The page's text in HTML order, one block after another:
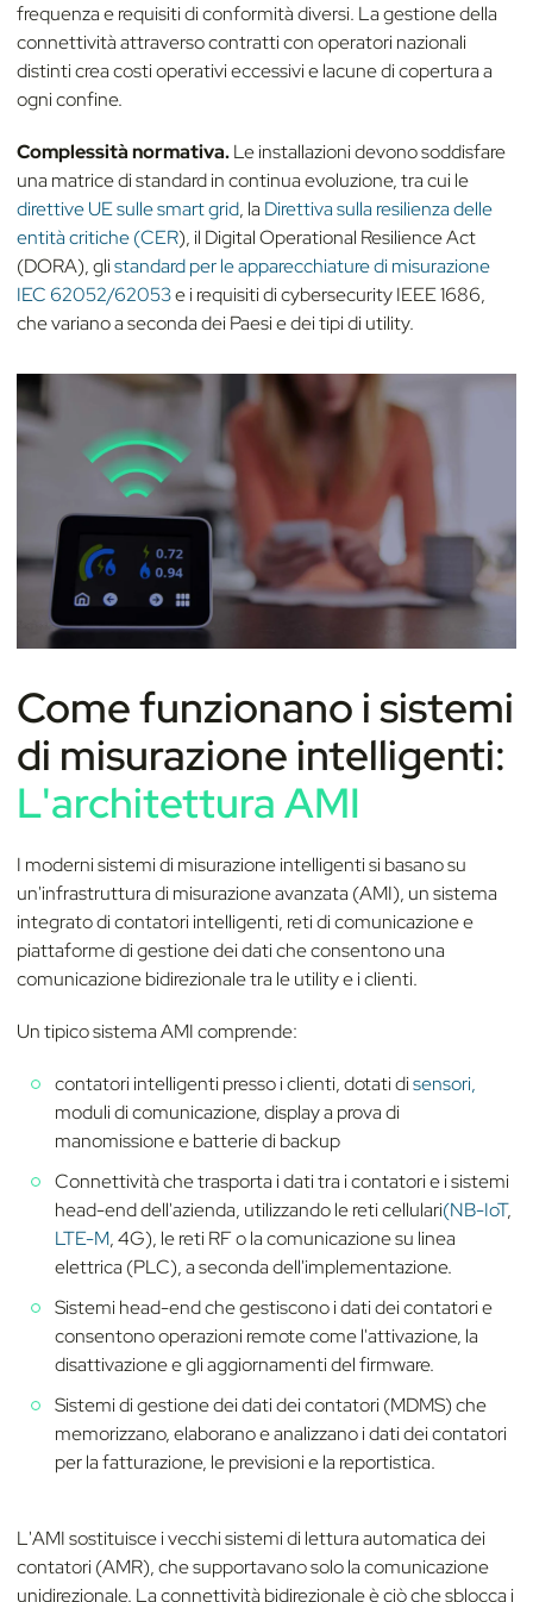
frequenza e requisiti di conformità diversi. La gestione della
connettività attraverso contratti con operatori nazionali
distinti crea costi operativi eccessivi e lacune di copertura a
ogni confine.
Complessità normativa.Le installazioni devono soddisfare
una matrice di standard in continua evoluzione, tra cui le
direttive UE sulle smart grid, la Direttiva sulla resilienza delle
entità critiche (CER), il Digital Operational Resilience Act
(DORA), glistandard per le apparecchiature di misurazione
IEC 62052/62053e i requisiti di cybersecurity IEEE 1686,
che variano a seconda dei Paesi e dei tipi di utility.
Come funzionano i sistemi
di misurazione intelligenti:
L'architettura AMI
I moderni sistemi di misurazione intelligenti si basano su
un'infrastruttura di misurazione avanzata (AMI), un sistema
integrato di contatori intelligenti, reti di comunicazione e
piattaforme di gestione dei dati che consentono una
comunicazione bidirezionale tra le utility e i clienti.
Un tipico sistema AMI comprende:
contatori intelligenti presso i clienti, dotati disensori,
moduli di comunicazione, display a prova di
manomissione e batterie di backup
Connettività che trasporta i dati tra i contatori e i sistemi
head-end dell'azienda, utilizzando le reti cellulari(NB-IoT,
LTE-M, 4G), le reti RF o la comunicazione su linea
elettrica (PLC), a seconda dell'implementazione.
Sistemi head-end che gestiscono i dati dei contatori e
consentono operazioni remote come l'attivazione, la
disattivazione e gli aggiornamenti del firmware.
Sistemi di gestione dei dati dei contatori (MDMS) che
memorizzano, elaborano e analizzano i dati dei contatori
per la fatturazione, le previsioni e la reportistica.
L'AMI sostituisce i vecchi sistemi di lettura automatica dei
contatori (AMR), che supportavano solo la comunicazione
unidirezionale. La connettività bidirezionale è ciò che sblocca i